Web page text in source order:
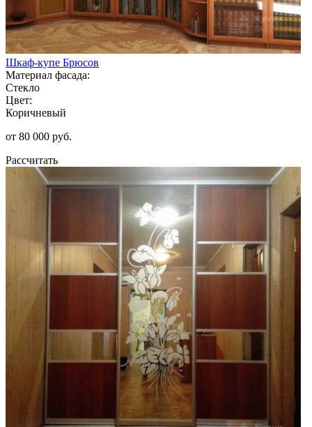
Шкаф-купе Брюсов
Материал фасада:
Стекло
Цвет:
Коричневый
от 80 000 руб.
Рассчитать